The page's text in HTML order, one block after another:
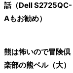
話（Dell S2725QC-
Aもお勧め）
熊は怖いので冒険倶
楽部の熊ベル（大）